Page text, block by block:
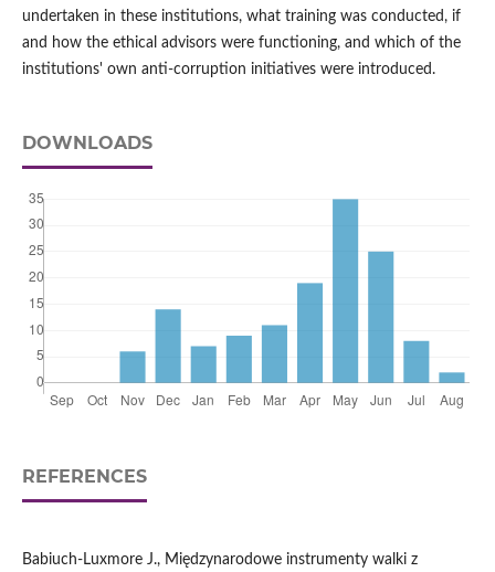
undertaken in these institutions, what training was conducted, if
and how the ethical advisors were functioning, and which of the
institutions' own anti-corruption initiatives were introduced.
DOWNLOADS
REFERENCES
Babiuch-Luxmore J., Międzynarodowe instrumenty walki z